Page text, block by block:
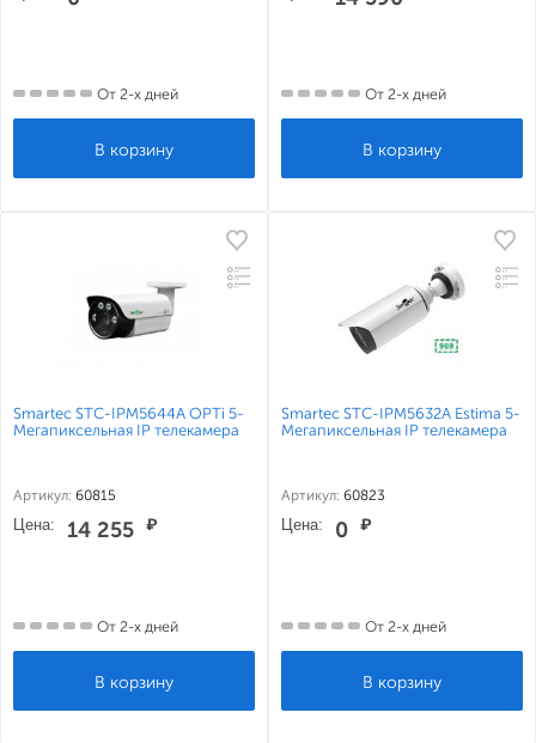
От 2-х дней От 2-х дней
Smartec STC-IPM5644A OPTi 5-
Мегапиксельная IP телекамера
Артикул: 60815
Цена: 14 255 ₽
От 2-х дней
Smartec STC-IPM5632A Estima 5-
Мегапиксельная IP телекамера
Артикул: 60823
Цена: 0 ₽
От 2-х дней